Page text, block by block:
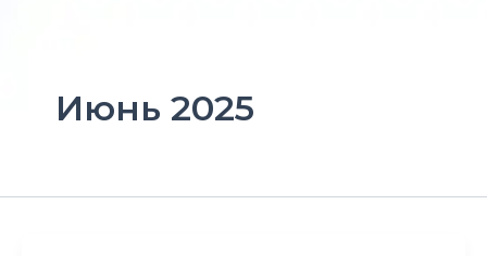
Июнь 2025